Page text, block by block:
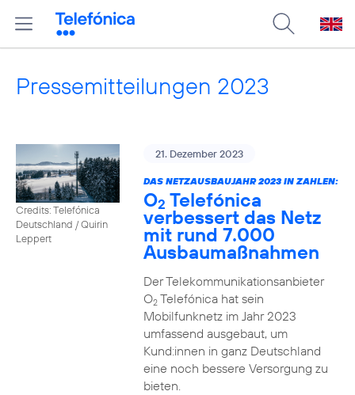
Pressemitteilungen 2023
Credits: Telefónica
Deutschland / Quirin
Leppert
21. Dezember 2023
DAS NETZAUSBAUJAHR 2023 IN ZAHLEN:
O2 Telefónica
verbessert das Netz
mit rund 7.000
Ausbaumaßnahmen
Der Telekommunikationsanbieter
O2Telefónica hat sein
Mobilfunknetz im Jahr 2023
umfassend ausgebaut, um
Kund:innen in ganz Deutschland
eine noch bessere Versorgung zu
bieten.